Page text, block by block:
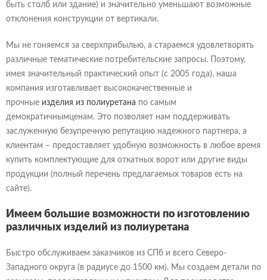
быть столб или здание) и значительно уменьшают возможные
отклонения конструкции от вертикали.
Мы не гоняемся за сверхприбылью, а стараемся удовлетворять
различные тематические потребительские запросы. Поэтому,
имея значительный практический опыт (с 2005 года), наша
компания изготавливает высококачественные и
прочные изделия из полиуретана по самым
демократичнымценам. Это позволяет нам поддерживать
заслуженную безупречную репутацию надежного партнера, а
клиентам – предоставляет удобную возможность в любое время
купить комплектующие для откатных ворот или другие виды
продукции (полный перечень предлагаемых товаров есть на
сайте).
Имеем большие возможности по изготовлению
различных изделий из полиуретана
Быстро обслуживаем заказчиков из СПб и всего Северо-
Западного округа (в радиусе до 1500 км). Мы создаем детали по
Спасибо!
Ваше отзыв успешно отправлен.
Он появится на сайте после одобрения
Спасибо!
Ваше сообщение успешно отправлено.
Наш менеджер свяжется с Вами в течении
Оформление заказа
Политикой обработки персональных данных
Отправка резюме
соответствии с
Политикой обработки персональных данных
Ваш заказ